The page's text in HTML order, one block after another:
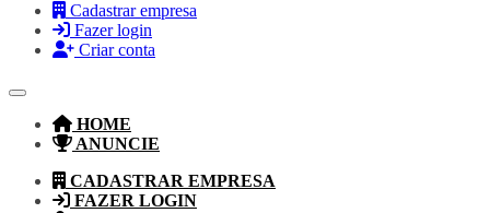
Cadastrar empresa
Fazer login
Criar conta
HOME
ANUNCIE
CADASTRAR EMPRESA
FAZER LOGIN